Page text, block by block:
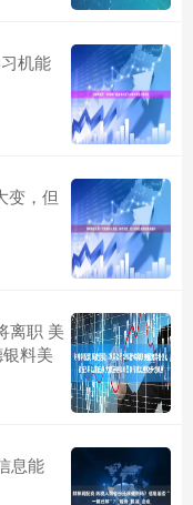
机能
变，但
离职 美
料美
息能